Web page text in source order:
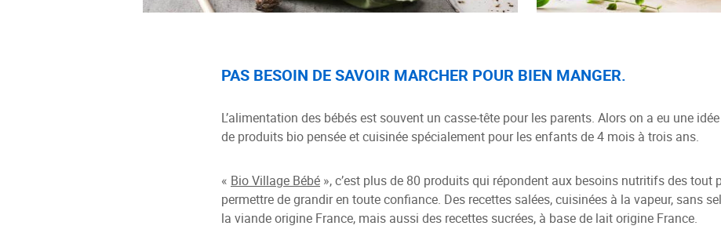
PAS BESOIN DE SAVOIR MARCHER POUR BIEN MANGER.
L’alimentation des bébés est souvent un casse-tête pour les parents. Alors on a eu une
de produits bio pensée et cuisinée spécialement pour les enfants de 4 mois à trois ans.
« Bio Village Bébé », c’est plus de 80 produits qui répondent aux besoins nutritifs des tout
permettre de grandir en toute confiance. Des recettes salées, cuisinées à la vapeur, sans
la viande origine France, mais aussi des recettes sucrées, à base de lait origine France.